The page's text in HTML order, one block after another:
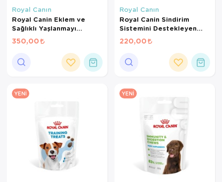
Royal Canın
Royal Canin Eklem ve
Sağlıklı Yaşlanmayı
Destekleyen Tamamlayıcı
Yetişkin Köpek Ödül
350,00
Royal Canın
Royal Canin Sindirim
Sistemini Destekleyen
Tamamlayıcı Yetişkin
Köpek Ödül Maması 160
220,00
YENI YENI